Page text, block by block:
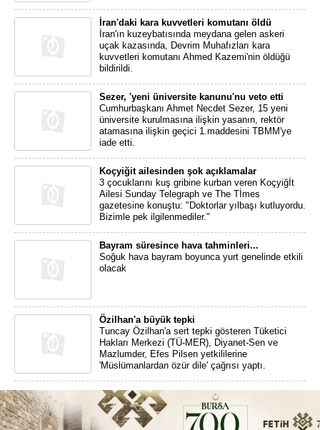
İran'daki kara kuvvetleri komutanı öldü
İran'ın kuzeybatısında meydana gelen askeri
uçak kazasında, Devrim Muhafızları kara
kuvvetleri komutanı Ahmed Kazemi'nin öldüğü
bildirildi.
Sezer, 'yeni üniversite kanunu'nu veto etti
Cumhurbaşkanı Ahmet Necdet Sezer, 15 yeni
üniversite kurulmasına ilişkin yasanın, rektör
atamasına ilişkin geçici 1.maddesini TBMM'ye
iade etti.
Koçyiğit ailesinden şok açıklamalar
3 çocuklarını kuş gribine kurban veren Koçyiğİt
Ailesi Sunday Telegraph ve The Tİmes
gazetesine konuştu: "Doktorlar yılbaşı kutluyordu.
Bizimle pek ilgilenmediler."
Bayram süresince hava tahminleri...
Soğuk hava bayram boyunca yurt genelinde etkili
olacak
Özilhan'a büyük tepki
Tuncay Özilhan'a sert tepki gösteren Tüketici
Hakları Merkezi (TÜ-MER), Diyanet-Sen ve
Mazlumder, Efes Pilsen yetkililerine
'Müslümanlardan özür dile' çağrısı yaptı.